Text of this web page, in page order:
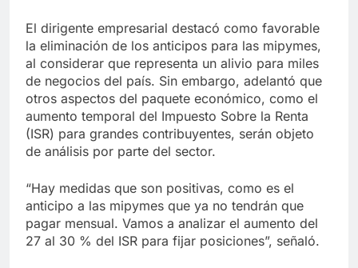
El dirigente empresarial destacó como favorable
la eliminación de los anticipos para las mipymes,
al considerar que representa un alivio para miles
de negocios del país. Sin embargo, adelantó que
otros aspectos del paquete económico, como el
aumento temporal del Impuesto Sobre la Renta
(ISR) para grandes contribuyentes, serán objeto
de análisis por parte del sector.
“Hay medidas que son positivas, como es el
anticipo a las mipymes que ya no tendrán que
pagar mensual. Vamos a analizar el aumento del
27 al 30 % del ISR para fijar posiciones”, señaló.